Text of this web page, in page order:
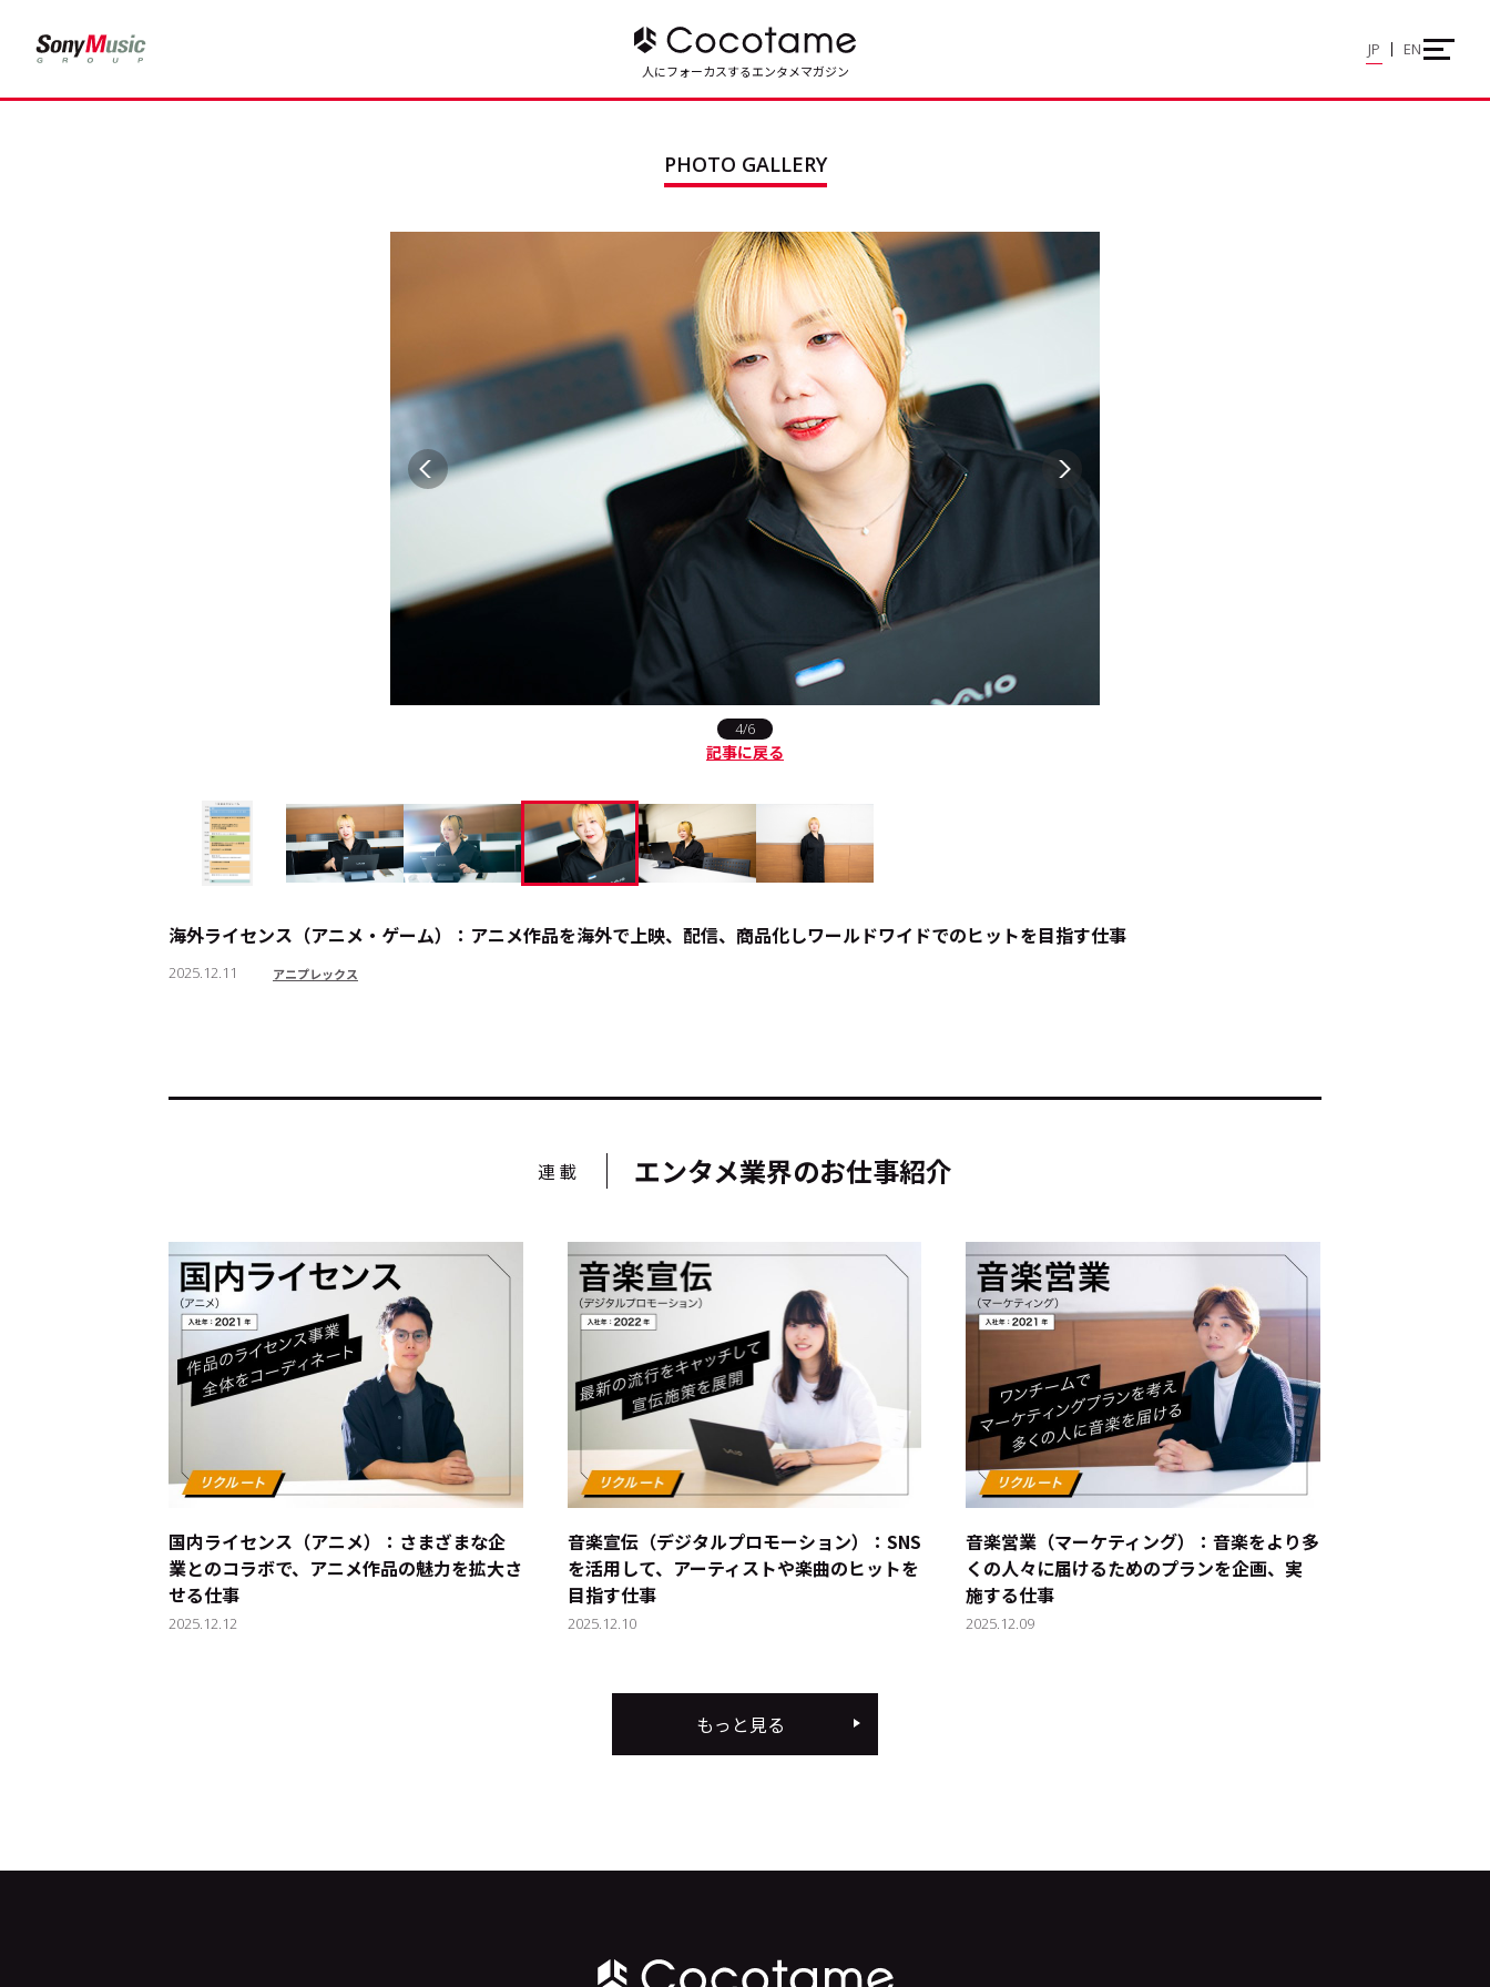
Cocotameとは About
キーワード：
#エンタメ業界のちょっといい話
#リクルート
プライバシーポリシー Cookie Settings お問い合わせ EN
人にフォーカスするエンタメマガジン
JP EN
PHOTO GALLERY
4/6
記事に戻る
海外ライセンス（アニメ・ゲーム）：アニメ作品を海外で上映、配信、商品化しワールドワイドでのヒットを目指す仕事
2025.12.11 アニプレックス
連載 エンタメ業界のお仕事紹介
国内ライセンス（アニメ）：さまざまな企
業とのコラボで、アニメ作品の魅力を拡大さ
せる仕事
2025.12.12
音楽宣伝（デジタルプロモーション）：SNS
を活用して、アーティストや楽曲のヒットを
目指す仕事
2025.12.10
音楽営業（マーケティング）：音楽をより多
くの人々に届けるためのプランを企画、実
施する仕事
2025.12.09
もっと見る